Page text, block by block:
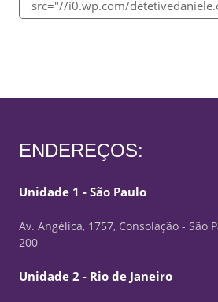
ENDEREÇOS:
Unidade 1 - São Paulo
Av. Angélica, 1757, Consolação - São
200
Unidade 2 - Rio de Janeiro